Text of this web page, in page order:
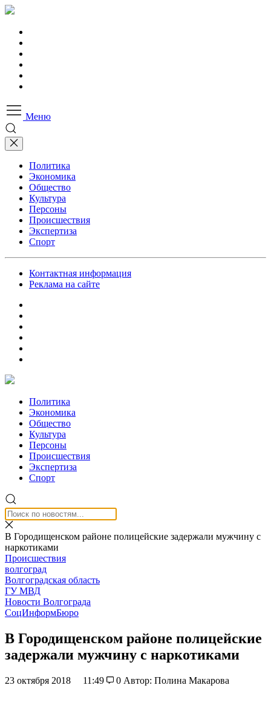
Меню
Политика
Экономика
Общество
Культура
Персоны
Происшествия
Экспертиза
Спорт
Контактная информация
Реклама на сайте
Политика
Экономика
Общество
Культура
Персоны
Происшествия
Экспертиза
Спорт
В Городищенском районе полицейские задержали мужчину с
наркотиками
Происшествия
волгоград
Волгоградская область
ГУ МВД
Новости Волгограда
СоцИнформБюро
В Городищенском районе полицейские
задержали мужчину с наркотиками
23 октября 2018 11:49 0 Автор: Полина Макарова